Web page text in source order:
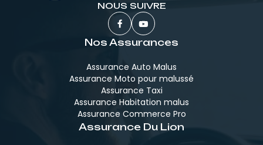
NOUS SUIVRE
Nos Assurances
Assurance Auto Malus
Assurance Moto pour malussé
Assurance Taxi
Assurance Habitation malus
Assurance Commerce Pro
Assurance Du Lion